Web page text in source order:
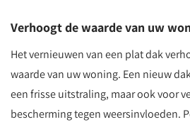
Verhoogt de waarde van uw
Het vernieuwen van een plat dak
waarde van uw woning. Een nieuw
een frisse uitstraling, maar ook voor
bescherming tegen weersinvloeden.